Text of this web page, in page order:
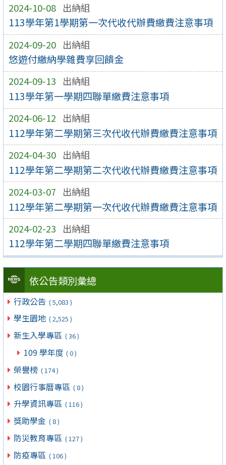
2024-10-08 出納組
113學年第1學期第一次代收代辦費繳費注意事項
2024-09-20 出納組
悠遊付繳納學雜費享回饋金
2024-09-13 出納組
113學年第一學期四聯單繳費注意事項
2024-06-12 出納組
112學年第二學期第三次代收代辦費繳費注意事項
2024-04-30 出納組
112學年第二學期第二次代收代辦費繳費注意事項
2024-03-07 出納組
112學年第二學期第一次代收代辦費繳費注意事項
2024-02-23 出納組
112學年第二學期四聯單繳費注意事項
依公告類別彙總
行政公告 ( 5,083 )
學生園地 ( 2,525 )
新生入學專區 ( 36 )
109 學年度 ( 0 )
榮譽榜 ( 174 )
校園行事曆專區 ( 8 )
升學資訊專區 ( 116 )
獎助學金 ( 8 )
防災教育專區 ( 127 )
防疫專區 ( 106 )